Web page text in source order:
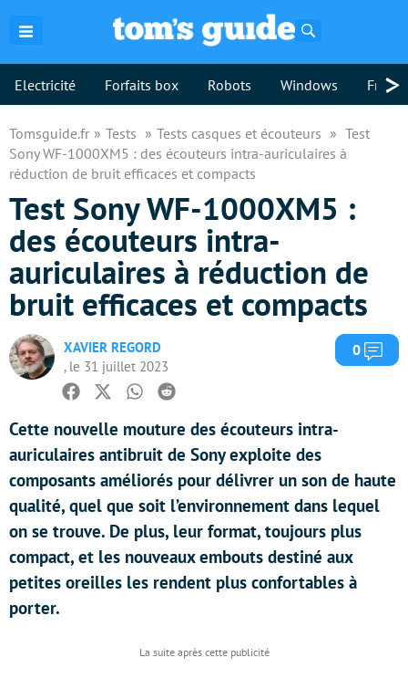
Electricité Forfaits box Robots Windows >
Tomsguide.fr Tests Tests casques et écouteurs
Test
Sony WF-1000XM5 : des écouteurs intra-auriculaires à
réduction de bruit efficaces et compacts
Test Sony WF-1000XM5 :
des écouteurs intra-
auriculaires à réduction de
bruit efficaces et compacts
XAVIER REGORD
, le 31 juillet 2023
0
Facebook
TwitterWhatsapp
Reddit
Cette nouvelle mouture des écouteurs intra-
auriculaires antibruit de Sony exploite des
composants améliorés pour délivrer un son de haute
qualité, quel que soit l’environnement dans lequel
on se trouve. De plus, leur format, toujours plus
compact, et les nouveaux embouts destiné aux
petites oreilles les rendent plus confortables à
porter.